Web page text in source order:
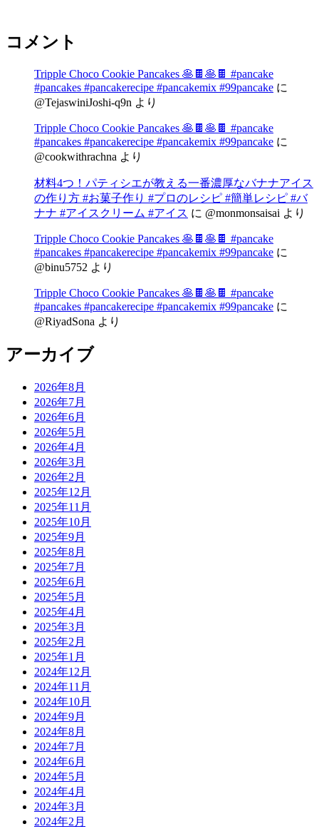
コメント
Tripple Choco Cookie Pancakes 🥞🍫🥞🍫 #pancake
#pancakes #pancakerecipe #pancakemix #99pancake に
@TejaswiniJoshi-q9n より
Tripple Choco Cookie Pancakes 🥞🍫🥞🍫 #pancake
#pancakes #pancakerecipe #pancakemix #99pancake に
@cookwithrachna より
材料4つ！パティシエが教える一番濃厚なバナナアイス
の作り方 #お菓子作り #プロのレシピ #簡単レシピ #バ
ナナ #アイスクリーム #アイス に @monmonsaisai より
Tripple Choco Cookie Pancakes 🥞🍫🥞🍫 #pancake
#pancakes #pancakerecipe #pancakemix #99pancake に
@binu5752 より
Tripple Choco Cookie Pancakes 🥞🍫🥞🍫 #pancake
#pancakes #pancakerecipe #pancakemix #99pancake に
@RiyadSona より
アーカイブ
2026年8月
2026年7月
2026年6月
2026年5月
2026年4月
2026年3月
2026年2月
2025年12月
2025年11月
2025年10月
2025年9月
2025年8月
2025年7月
2025年6月
2025年5月
2025年4月
2025年3月
2025年2月
2025年1月
2024年12月
2024年11月
2024年10月
2024年9月
2024年8月
2024年7月
2024年6月
2024年5月
2024年4月
2024年3月
2024年2月